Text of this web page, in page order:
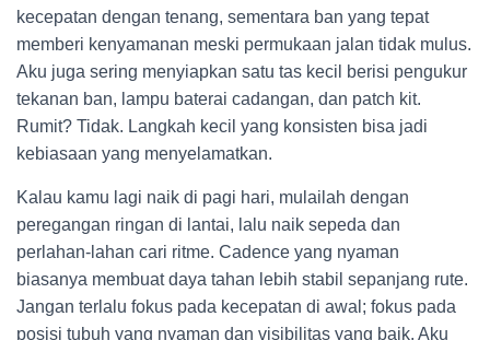
kecepatan dengan tenang, sementara ban yang tepat
memberi kenyamanan meski permukaan jalan tidak mulus.
Aku juga sering menyiapkan satu tas kecil berisi pengukur
tekanan ban, lampu baterai cadangan, dan patch kit.
Rumit? Tidak. Langkah kecil yang konsisten bisa jadi
kebiasaan yang menyelamatkan.
Kalau kamu lagi naik di pagi hari, mulailah dengan
peregangan ringan di lantai, lalu naik sepeda dan
perlahan-lahan cari ritme. Cadence yang nyaman
biasanya membuat daya tahan lebih stabil sepanjang rute.
Jangan terlalu fokus pada kecepatan di awal; fokus pada
posisi tubuh yang nyaman dan visibilitas yang baik. Aku